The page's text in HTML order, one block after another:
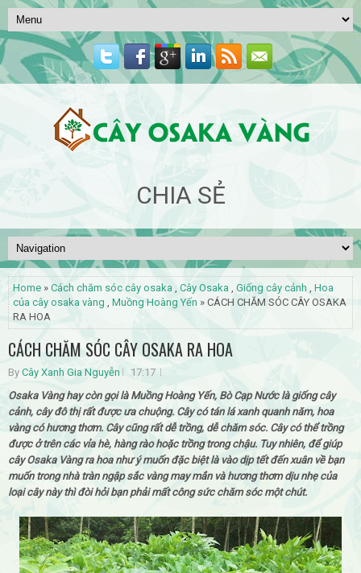
CHIA SẺ
Home » Cách chăm sóc cây osaka Cây Osaka Giống cây cảnh
Hoa
của cây osaka vàng
Muồng Hoàng Yến » CÁCH CHĂM SÓC CÂY OSAKA
RA HOA
CÁCH CHĂM SÓC CÂY OSAKA RA HOA
By Cây Xanh Gia Nguyễn
17:17
Osaka Vàng hay còn gọi là Muồng Hoàng Yến, Bò Cạp Nước là giống cây
cảnh, cây đô thị rất được ưa chuộng. Cây có tán lá xanh quanh năm, hoa
vàng có hương thơm. Cây cũng rất dễ trồng, dễ chăm sóc. Cây có thể trồng
được ở trên các vỉa hè, hàng rào hoặc trồng trong chậu. Tuy nhiên, để giúp
cây Osaka Vàng ra hoa như ý muốn đặc biệt là vào dịp tết đến xuân về bạn
muốn trong nhà tràn ngập sắc vàng may mắn và hương thơm dịu nhẹ của
loại cây này thì đòi hỏi bạn phải mất công sức chăm sóc một chút.